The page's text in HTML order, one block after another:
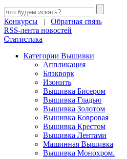
Конкурсы | Обратная связь
RSS-лента новостей
Статистика
Категории Вышивки
Аппликация
Блэкворк
Изонить
Вышивка Бисером
Вышивка Гладью
Вышивка Золотом
Вышивка Ковровая
Вышивка Крестом
Вышивка Лентами
Машинная Вышивка
Вышивка Монохром.